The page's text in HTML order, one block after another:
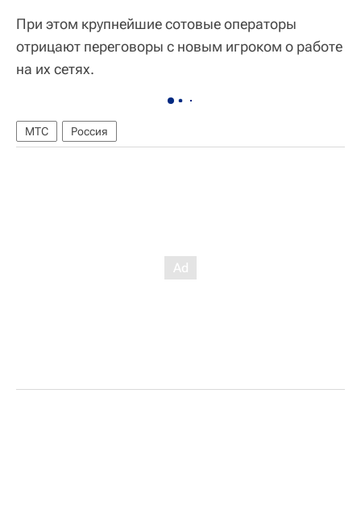
При этом крупнейшие сотовые операторы
отрицают переговоры с новым игроком о работе
на их сетях.
МТС Россия